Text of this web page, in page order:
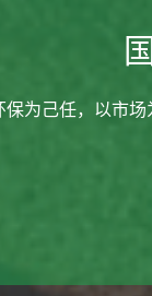
保为己任，以市